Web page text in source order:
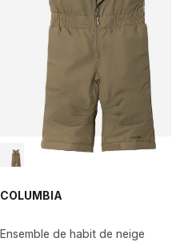
COLUMBIA
Ensemble de habit de neige